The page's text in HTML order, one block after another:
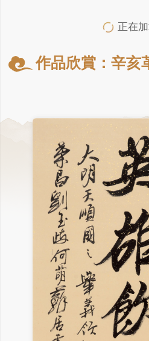
正在
作品欣賞：辛亥